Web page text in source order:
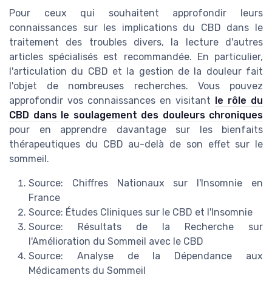
Pour ceux qui souhaitent approfondir leurs
connaissances sur les implications du CBD dans le
traitement des troubles divers, la lecture d'autres
articles spécialisés est recommandée. En particulier,
l'articulation du CBD et la gestion de la douleur fait
l'objet de nombreuses recherches. Vous pouvez
approfondir vos connaissances en visitant le rôle du
CBD dans le soulagement des douleurs chroniques
pour en apprendre davantage sur les bienfaits
thérapeutiques du CBD au-delà de son effet sur le
sommeil.
Source: Chiffres Nationaux sur l'Insomnie en
France
Source: Études Cliniques sur le CBD et l'Insomnie
Source: Résultats de la Recherche sur
l'Amélioration du Sommeil avec le CBD
Source: Analyse de la Dépendance aux
Médicaments du Sommeil